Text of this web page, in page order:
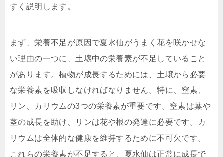
すく説明します。
まず、栄養不足が原因で夏水仙がうまく花を咲かせな
い理由の一つに、土壌中の栄養素が不足していること
があります。植物が成長するためには、土壌から必要
な栄養素を吸収しなければなりません。特に、窒素、
リン、カリウムの3つの栄養素が重要です。窒素は葉や
茎の成長を助け、リンは花や根の発達に必要です。カ
リウムは全体的な健康を維持するために不可欠です。
これらの栄養素が不足すると、夏水仙は正常に成長で